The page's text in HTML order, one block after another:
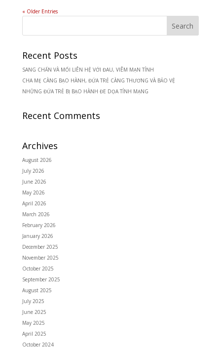
« Older Entries
Recent Posts
SANG CHẤN VÀ MỐI LIÊN HỆ VỚI ĐAU, VIÊM MẠN TÍNH
CHA MẸ CÀNG BẠO HÀNH, ĐỨA TRẺ CÀNG THƯƠNG VÀ BẢO VỆ
NHỮNG ĐỨA TRẺ BỊ BẠO HÀNH ĐE DỌA TÍNH MẠNG
Recent Comments
Archives
August 2026
July 2026
June 2026
May 2026
April 2026
March 2026
February 2026
January 2026
December 2025
November 2025
October 2025
September 2025
August 2025
July 2025
June 2025
May 2025
April 2025
October 2024